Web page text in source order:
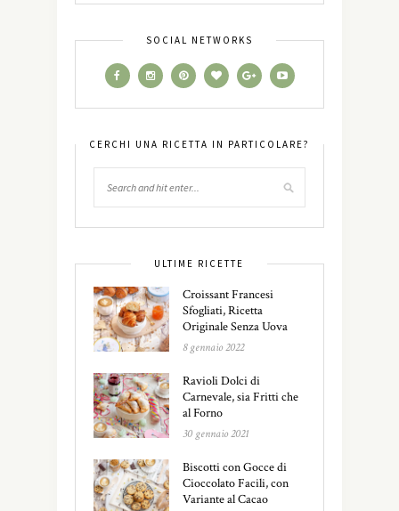
SOCIAL NETWORKS
CERCHI UNA RICETTA IN PARTICOLARE?
ULTIME RICETTE
Croissant Francesi
Sfogliati, Ricetta
Originale Senza Uova
8 gennaio 2022
Ravioli Dolci di
Carnevale, sia Fritti che
al Forno
30 gennaio 2021
Biscotti con Gocce di
Cioccolato Facili, con
Variante al Cacao